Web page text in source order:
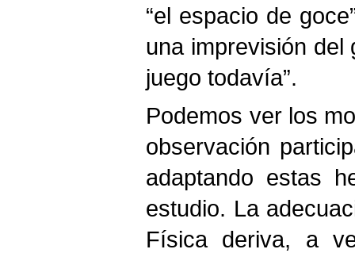
“el espacio de
una imprevisión
juego todavía”.
Podemos ver los
observación
adaptando estas
estudio. La
Física deriva, a